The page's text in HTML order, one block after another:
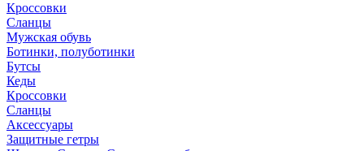
Кроссовки
Сланцы
Мужская обувь
Ботинки, полуботинки
Бутсы
Кеды
Кроссовки
Сланцы
Аксессуары
Защитные гетры